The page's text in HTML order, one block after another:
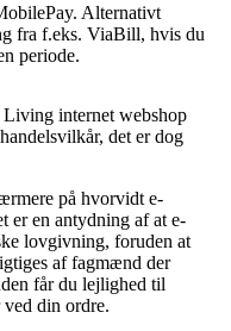
Alternativt
fra f.eks. ViaBill, hvis du
periode.
internet webshop
det er dog
på hvorvidt e-
er en antydning af at e-
lovgivning, foruden at
af fagmænd der
får du lejlighed til
din ordre.